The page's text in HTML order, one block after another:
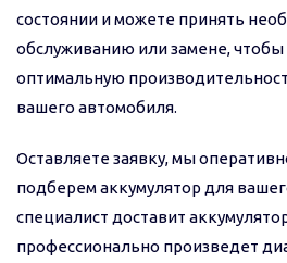
состоянии и можете принять
обслуживанию или замене, чтобы
оптимальную
вашего автомобиля.
Оставляете заявку, мы
подберем аккумулятор для
специалист доставит
профессионально произведет